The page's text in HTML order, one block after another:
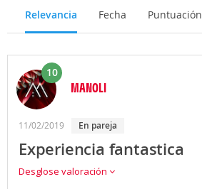
Relevancia Fecha Puntuación
10
MANOLI
11/02/2019 en pareja
Experiencia fantastica
Desglose valoración